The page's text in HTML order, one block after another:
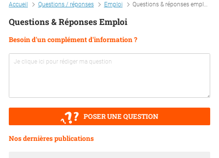
Accueil Questions / réponses Emploi Questions & réponses emploi
Questions & Réponses Emploi
Besoin d'un complément d'information ?
POSER UNE QUESTION
Nos dernières publications